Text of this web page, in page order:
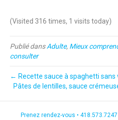
(Visited 316 times, 1 visits today)
Publié dansAdulte, Mieux
consulter
← Recette sauce à spaghetti sans
Pâtes de lentilles, sauce
Prenez rendez-vous • 418.573.7247